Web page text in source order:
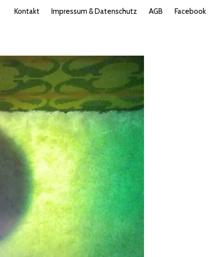
Kontakt Impressum & Datenschutz AGB Facebook